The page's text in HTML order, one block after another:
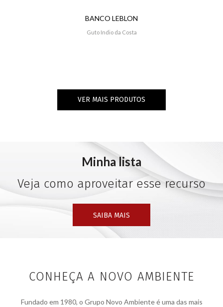
BANCO LEBLON
Guto Indio da Costa
VER MAIS PRODUTOS
Minha lista
Veja como aproveitar esse recurso
SAIBA MAIS
CONHEÇA A NOVO AMBIENTE
Fundado em 1980, o Grupo Novo Ambiente é uma das mais